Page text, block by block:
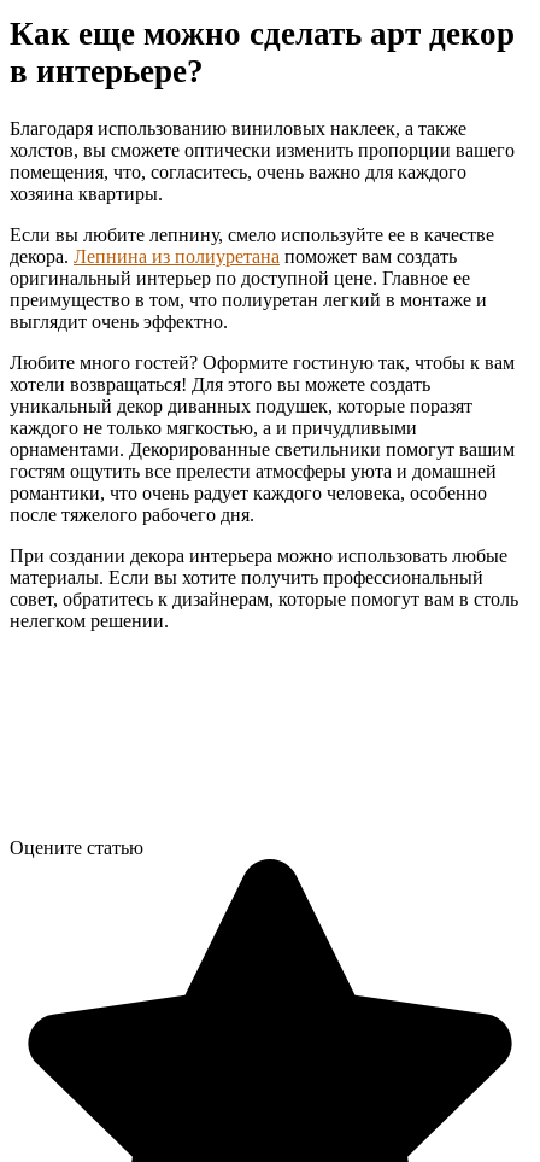
Как еще можно сделать арт декор
в интерьере?
Благодаря использованию виниловых наклеек, а также
холстов, вы сможете оптически изменить пропорции вашего
помещения, что, согласитесь, очень важно для каждого
хозяина квартиры.
Если вы любите лепнину, смело используйте ее в качестве
декора. Лепнина из полиуретана поможет вам создать
оригинальный интерьер по доступной цене. Главное ее
преимущество в том, что полиуретан легкий в монтаже и
выглядит очень эффектно.
Любите много гостей? Оформите гостиную так, чтобы к вам
хотели возвращаться! Для этого вы можете создать
уникальный декор диванных подушек, которые поразят
каждого не только мягкостью, а и причудливыми
орнаментами. Декорированные светильники помогут вашим
гостям ощутить все прелести атмосферы уюта и домашней
романтики, что очень радует каждого человека, особенно
после тяжелого рабочего дня.
При создании декора интерьера можно использовать любые
материалы. Если вы хотите получить профессиональный
совет, обратитесь к дизайнерам, которые помогут вам в столь
нелегком решении.
Оцените статью